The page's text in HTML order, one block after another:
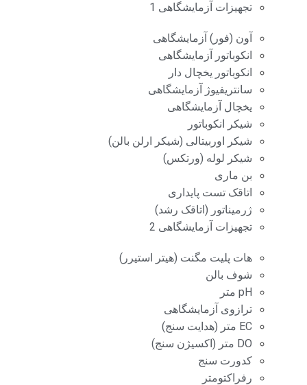
تجهیزات آزمایشگاهی 1
آون (فور) آزمایشگاهی
انکوباتور آزمایشگاهی
انکوباتور یخچال دار
سانتریفیوژ آزمایشگاهی
یخچال آزمایشگاهی
شیکر انکوباتور
شیکر اوربیتالی (شیکر ارلن بالن)
شیکر لوله (ورتکس)
بن ماری
اتاقک تست پایداری
ژرمیناتور (اتاقک رشد)
تجهیزات آزمایشگاهی 2
هات پلیت مگنت (هیتر استیرر)
شوف بالن
pH متر
ترازوی آزمایشگاهی
EC متر (هدایت سنج)
DO متر (اکسیژن سنج)
کدورت سنج
رفراکتومتر